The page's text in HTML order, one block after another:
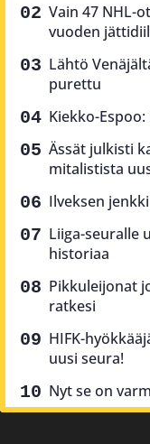
Vain 47 NHL-
vuoden
Lähtö
purettu
Kiekko-
Ässät julkisti
mitalistista
Ilveksen
Liiga-seuralle
historiaa
Pikkuleijonat
ratkesi
HIFK-
uusi seura!
Nyt se on